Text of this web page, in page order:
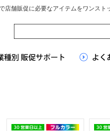
店舗販促に必要なアイテムをワンスト